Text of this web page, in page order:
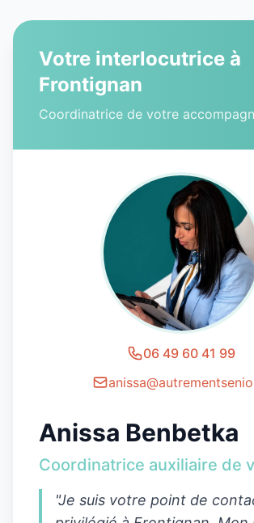
Votre interlocutrice à
Frontignan
Coordinatrice de votre
06 49 60 41 99
Anissa Benbetka
Coordinatrice auxiliaire de
"Je suis votre point de